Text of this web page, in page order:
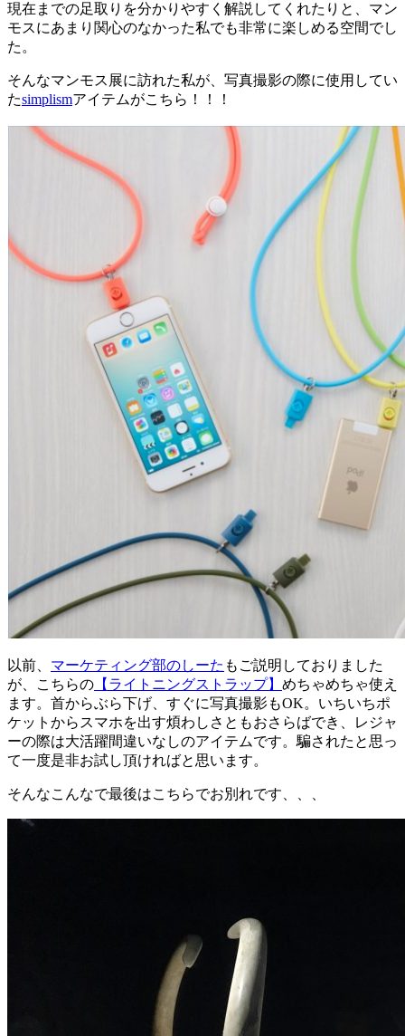
現在までの足取りを分かりやすく解説してくれたりと、マン
モスにあまり関心のなかった私でも非常に楽しめる空間でし
た。
そんなマンモス展に訪れた私が、写真撮影の際に使用してい
たsimplismアイテムがこちら！！！
以前、 マーケティング部のしーた もご説明しておりました
が、こちらの 【ライトニングストラップ】 めちゃめちゃ使え
ます。首からぶら下げ、すぐに写真撮影もOK。いちいちポ
ケットからスマホを出す煩わしさともおさらばでき、レジャ
ーの際は大活躍間違いなしのアイテムです。騙されたと思っ
て一度是非お試し頂ければと思います。
そんなこんなで最後はこちらでお別れです、、、